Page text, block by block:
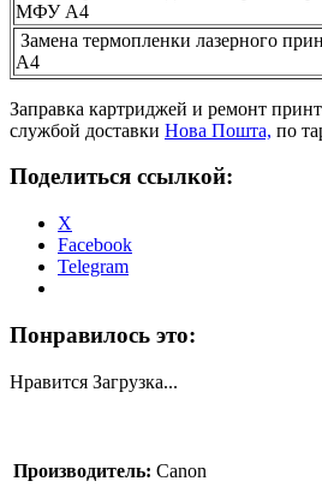
МФУ А4
Замена термопленки лазерного
А4
Заправка картриджей и ремонт
службой доставки Нова Пошта, по
Поделиться ссылкой:
X
Facebook
Telegram
Понравилось это:
Нравится Загрузка...
Производитель: Canon